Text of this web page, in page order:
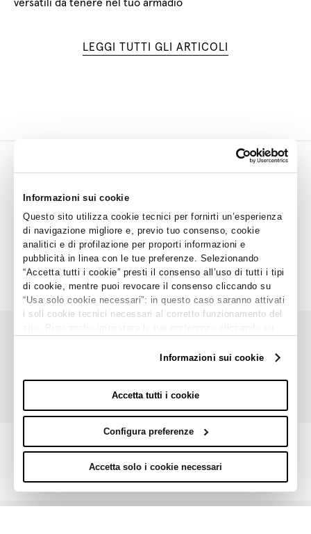
Informazioni sui cookie
Questo sito utilizza cookie tecnici per fornirti un’esperienza
di navigazione migliore e, previo tuo consenso, cookie
analitici e di profilazione per proporti informazioni e
pubblicità in linea con le tue preferenze. Selezionando
“Accetta tutti i cookie” presti il consenso all’uso di tutti i tipi
di cookie, mentre puoi revocare il consenso cliccando su
“Usa solo cookie necessari”: in questo caso saranno attivati
i soli cookie tecnici necessari al corretto funzionamento del
Per maggiori informazioni clicca sul link "Informazioni sui
Informazioni sui cookie
Accetta tutti i cookie
Configura preferenze
Accetta solo i cookie necessari
versatili da tenere nel tuo armadio
LEGGI TUTTI GLI ARTICOLI
Da quale Paese ci leggi?
Supporto
Policy ⌄
Servizi Speciali
Corporate ⌄
Le nostre App